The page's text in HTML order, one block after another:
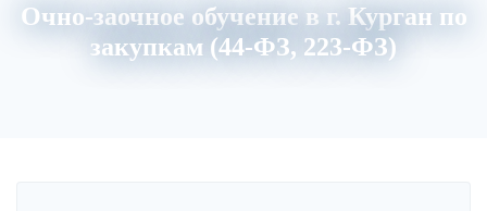
Очно-заочное обучение в г. Курган по
закупкам (44-ФЗ, 223-ФЗ)